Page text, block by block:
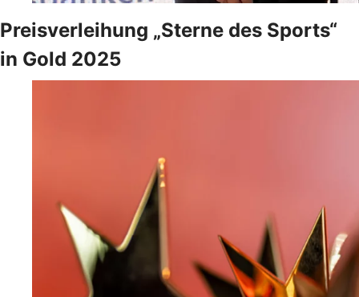
Preisverleihung „Sterne des Sports“
in Gold 2025